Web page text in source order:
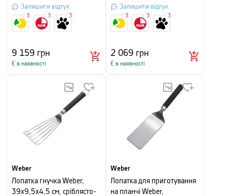
чорний
Залишити відгук
9 159 грн
Є в наявності
3 3 3
Залишити відгук
2 069 грн
Є в наявності
3 3 3
Weber
Лопатка гнучка Weber,
39х9,5х4,5 см, сріблясто-
Weber
Лопатка для приготування
на планчі Weber,